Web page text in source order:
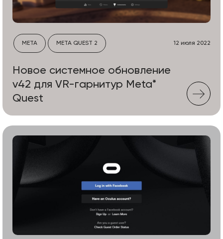
META META QUEST 2 12 июля 2022
Новое системное обновление
v42 для VR-гарнитур Meta*
Quest